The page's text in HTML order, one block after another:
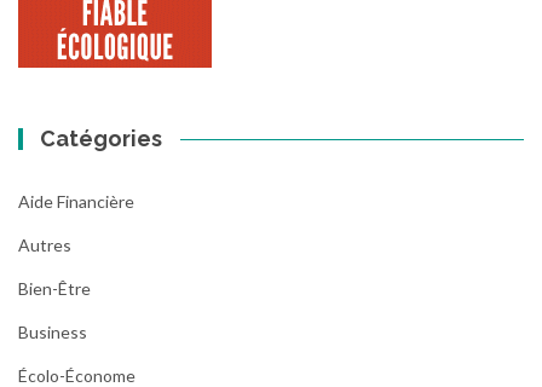
Catégories
Aide Financière
Autres
Bien-Être
Business
Écolo-Économe